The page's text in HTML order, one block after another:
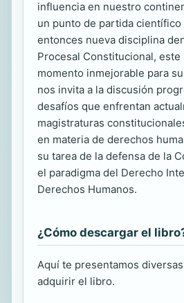
influencia en nuestro
un punto de partida
entonces nueva disciplina
Procesal Constitucional, este
momento inmejorable para
nos invita a la discusión
desafíos que enfrentan
magistraturas
en materia de derechos
su tarea de la defensa de la
el paradigma del Derecho
Derechos Humanos.
¿Cómo descargar el
Aquí te presentamos
adquirir el libro.